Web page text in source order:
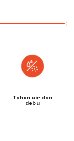
Tahan air dan
debu